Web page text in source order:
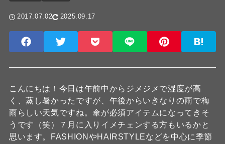
2017.07.02 2025.09.17
こんにちは！今日は午前中からジメジメで湿度が高
く、蒸し暑かったですが、午後からいきなりの雨で梅
雨らしい天気ですね。傘が必須アイテムになってきそ
うです（笑）７月に入りイメチェンする方もいるかと
思います。FASHIONやHAIRSTYLEなどを中心に季節